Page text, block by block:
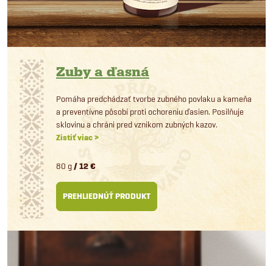
Zuby a ďasná
Pomáha predchádzať tvorbe zubného povlaku a kameňa
a preventívne pôsobí proti ochoreniu ďasien. Posilňuje
sklovinu a chráni pred vznikom zubných kazov.
Zistiť viac >
80 g/ 12 €
PREHLIEDNÚŤ PRODUKT